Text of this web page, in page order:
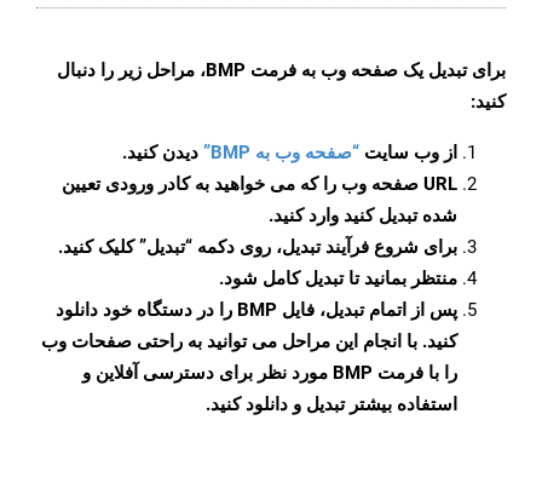
برای تبدیل یک صفحه وب به فرمت BMP، مراحل زیر را دنبال
کنید:
از وب سایت “صفحه وب به BMP”
دیدن کنید.
URL صفحه وب را که می خواهید به کادر ورودی تعیین
شده تبدیل کنید وارد کنید.
برای شروع فرآیند تبدیل، روی دکمه “تبدیل” کلیک کنید.
منتظر بمانید تا تبدیل کامل شود.
پس از اتمام تبدیل، فایل BMP را در دستگاه خود دانلود
کنید. با انجام این مراحل می توانید به راحتی صفحات وب
را با فرمت BMP مورد نظر برای دسترسی آفلاین و
استفاده بیشتر تبدیل و دانلود کنید.